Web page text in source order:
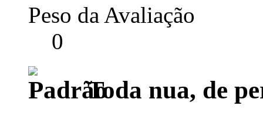
Peso da Avaliação
0
Toda nua, de